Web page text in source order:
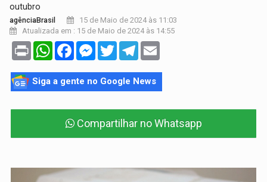
outubro
agênciaBrasil
15 de Maio de 2024 às 11:03
Atualizada em : 15 de Maio de 2024 às 14:55
Print WhatsAppFacebookMessenger
TwitterTelegram
Siga a gente no Google News
Compartilhar no Whatsapp